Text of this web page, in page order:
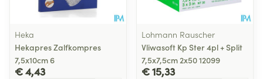
Heka
Hekapres Zalfkompres
7,5x10cm 6
€ 4,43
Lohmann Rauscher
Vliwasoft Kp Ster 4pl + Split
7,5x7,5cm 2x50 12099
€ 15,33